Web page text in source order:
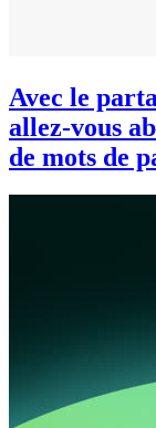
Avec le
allez-vous
de mots de